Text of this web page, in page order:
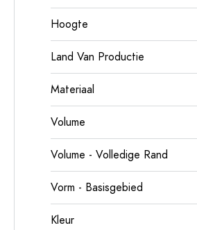
Hoogte
Land Van Productie
Materiaal
Volume
Volume - Volledige Rand
Vorm - Basisgebied
Kleur